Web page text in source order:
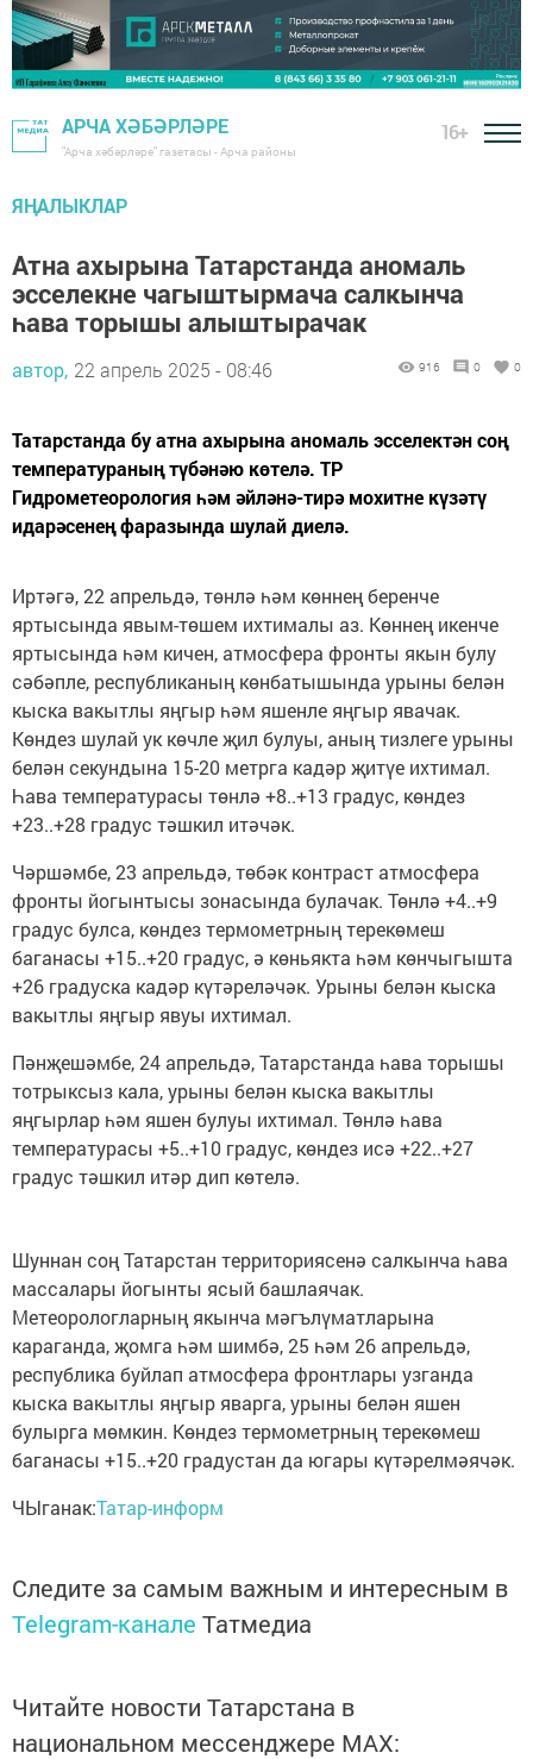
АРЧА ХӘБӘРЛӘРЕ
"Арча хәбәрләре" газетасы - Арча районы
16+
ЯҢАЛЫКЛАР
Атна ахырына Татарстанда аномаль
эсселекне чагыштырмача салкынча
һава торышы алыштырачак
автор, 22 апрель 2025 - 08:46 916 0 0
Татарстанда бу атна ахырына аномаль эсселектән соң
температураның түбәнәю көтелә. ТР
Гидрометеорология һәм әйләнә-тирә мохитне күзәтү
идарәсенең фаразында шулай диелә.
Иртәгә, 22 апрельдә, төнлә һәм көннең беренче
яртысында явым-төшем ихтималы аз. Көннең икенче
яртысында һәм кичен, атмосфера фронты якын булу
сәбәпле, республиканың көнбатышында урыны белән
кыска вакытлы яңгыр һәм яшенле яңгыр явачак.
Көндез шулай ук көчле җил булуы, аның тизлеге урыны
белән секундына 15-20 метрга кадәр җитүе ихтимал.
Һава температурасы төнлә +8..+13 градус, көндез
+23..+28 градус тәшкил итәчәк.
Чәршәмбе, 23 апрельдә, төбәк контраст атмосфера
фронты йогынтысы зонасында булачак. Төнлә +4..+9
градус булса, көндез термометрның терекөмеш
баганасы +15..+20 градус, ә көньякта һәм көнчыгышта
+26 градуска кадәр күтәреләчәк. Урыны белән кыска
вакытлы яңгыр явуы ихтимал.
Пәнҗешәмбе, 24 апрельдә, Татарстанда һава торышы
тотрыксыз кала, урыны белән кыска вакытлы
яңгырлар һәм яшен булуы ихтимал. Төнлә һава
температурасы +5..+10 градус, көндез исә +22..+27
градус тәшкил итәр дип көтелә.
Шуннан соң Татарстан территориясенә салкынча һава
массалары йогынты ясый башлаячак.
Метеорологларның якынча мәгълүматларына
караганда, җомга һәм шимбә, 25 һәм 26 апрельдә,
республика буйлап атмосфера фронтлары узганда
кыска вакытлы яңгыр яварга, урыны белән яшен
булырга мөмкин. Көндез термометрның терекөмеш
баганасы +15..+20 градустан да югары күтәрелмәячәк.
ЧЫганак:Татар-информ
Следите за самым важным и интересным в
Telegram-канале Татмедиа
Читайте новости Татарстана в
национальном мессенджере MАХ: